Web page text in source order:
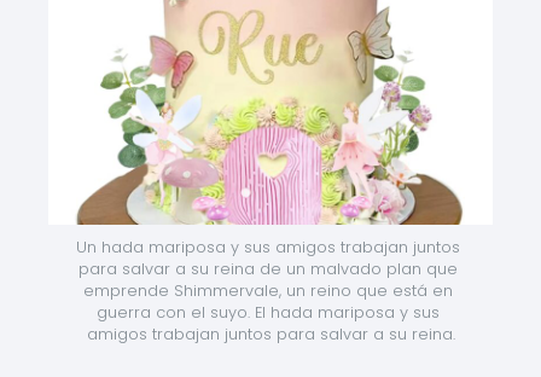
Un hada mariposa y sus amigos trabajan juntos
para salvar a su reina de un malvado plan que
emprende Shimmervale, un reino que está en
guerra con el suyo. El hada mariposa y sus
amigos trabajan juntos para salvar a su reina.